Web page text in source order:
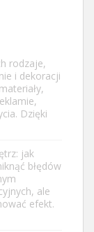
rodzaje,
i dekoracji
Dzięki
jak
błędów
ale
efekt.